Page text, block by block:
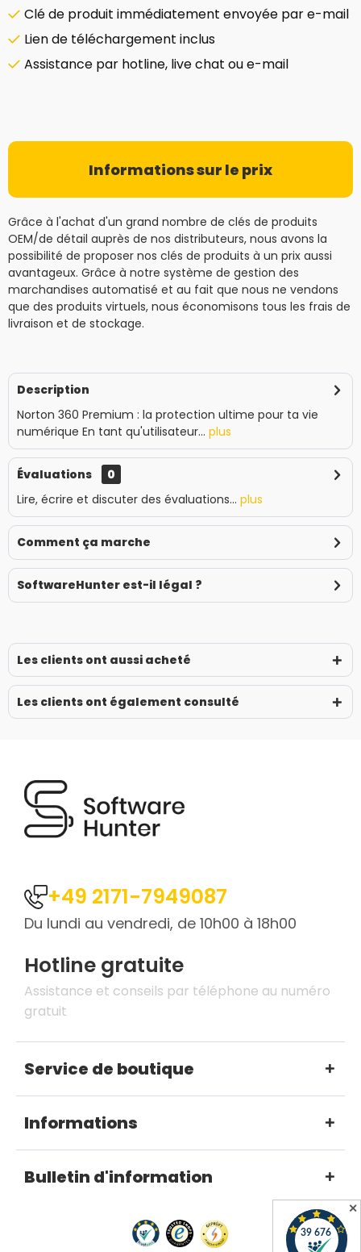
Clé de produit immédiatement envoyée par e-mail
Lien de téléchargement inclus
Assistance par hotline, live chat ou e-mail
Informations sur le prix
Grâce à l'achat d'un grand nombre de clés de produits
OEM/de détail auprès de nos distributeurs, nous avons la
possibilité de proposer nos clés de produits à un prix aussi
avantageux. Grâce à notre système de gestion des
marchandises automatisé et au fait que nous ne vendons
que des produits virtuels, nous économisons tous les frais de
livraison et de stockage.
Description
Norton 360 Premium : la protection ultime pour ta vie
numérique En tant qu'utilisateur... plus
Évaluations
0
Lire, écrire et discuter des évaluations... plus
Comment ça marche
SoftwareHunter est-il légal ?
Les clients ont aussi acheté
Les clients ont également consulté
✕
+49 2171-7949087
Du lundi au vendredi, de 10h00 à 18h00
Hotline gratuite
Assistance et conseils par téléphone au numéro
gratuit
Service de boutique
Informations
Bulletin d'information